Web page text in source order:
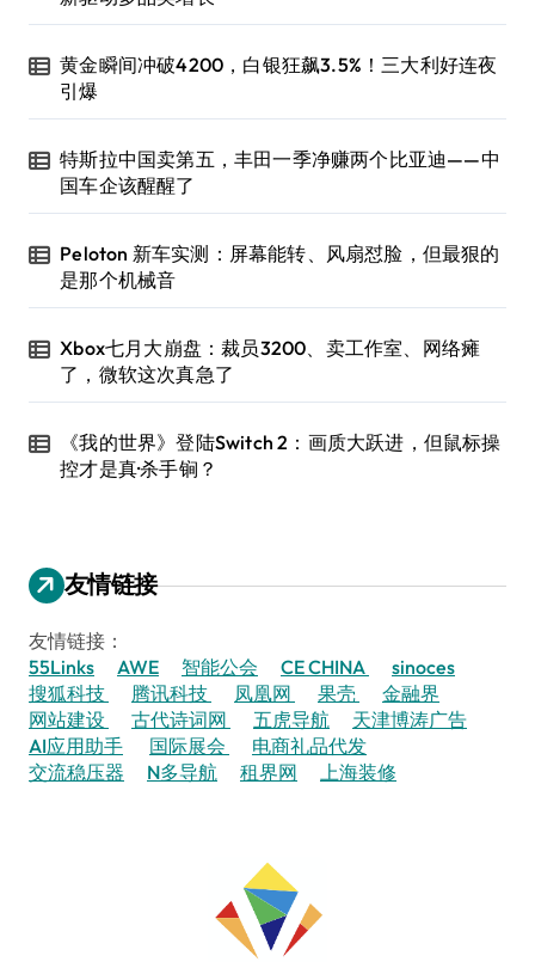
黄金瞬间冲破4200，白银狂飙3.5%！三大利好连夜
引爆
特斯拉中国卖第五，丰田一季净赚两个比亚迪——中
国车企该醒醒了
Peloton 新车实测：屏幕能转、风扇怼脸，但最狠的
是那个机械音
Xbox七月大崩盘：裁员3200、卖工作室、网络瘫
了，微软这次真急了
《我的世界》登陆Switch 2：画质大跃进，但鼠标操
控才是真·杀手锏？
友情链接
友情链接：
55Links
AWE 智能公会 CE CHINA
sinoces
搜狐科技
腾讯科技 凤凰网 果壳
金融界
网站建设
古代诗词网 五虎导航
天津博涛广告
AI应用助手
国际展会
电商礼品代发
交流稳压器
N多导航 租界网 上海装修